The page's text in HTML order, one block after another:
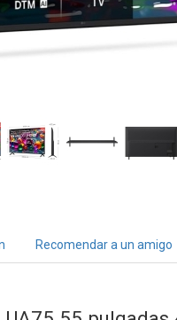
Recomendar a un amigo